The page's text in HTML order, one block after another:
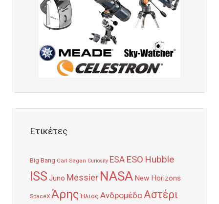
Ετικέτες
Big Bang Carl Sagan Curiosity ESA ESO Hubble
ISS Juno Messier NASA New Horizons
SpaceX Άρης Ήλιος ΑνδρομέδαΑστέρι